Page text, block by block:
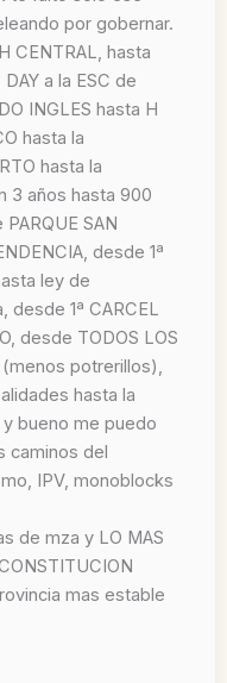
por gobernar.
CENTRAL, hasta
a la ESC de
INGLES hasta H
hasta la
hasta la
3 años hasta 900
SAN
desde 1ª
ley de
desde 1ª CARCEL
desde TODOS LOS
(menos potrerillos),
hasta la
bueno me puedo
caminos del
IPV, monoblocks
de mza y LO MAS
mas estable